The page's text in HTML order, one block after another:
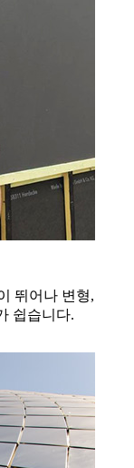
뛰어나 변형,
쉽습니다.